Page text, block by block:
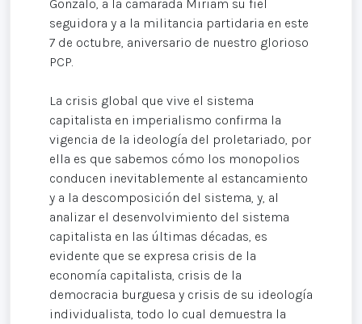
Gonzalo, a la camarada Miriam su fiel
seguidora y a la militancia partidaria en este
7 de octubre, aniversario de nuestro glorioso
PCP.
La crisis global que vive el sistema
capitalista en imperialismo confirma la
vigencia de la ideología del proletariado, por
ella es que sabemos cómo los monopolios
conducen inevitablemente al estancamiento
y a la descomposición del sistema, y, al
analizar el desenvolvimiento del sistema
capitalista en las últimas décadas, es
evidente que se expresa crisis de la
economía capitalista, crisis de la
democracia burguesa y crisis de su ideología
individualista, todo lo cual demuestra la